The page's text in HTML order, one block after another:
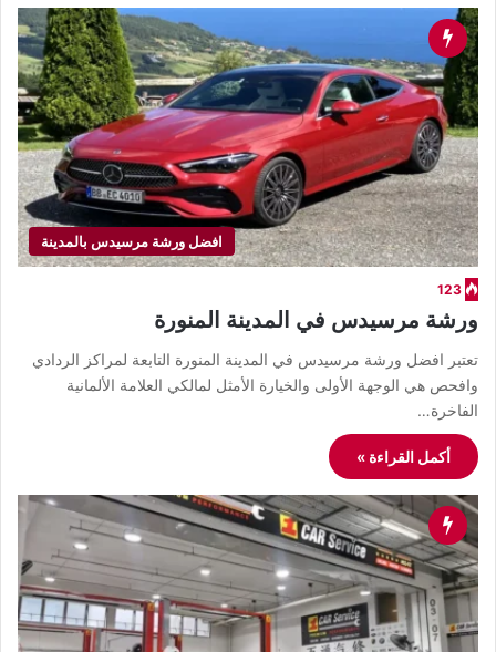
افضل ورشة مرسيدس بالمدينة
123
ورشة مرسيدس في المدينة المنورة
تعتبر افضل ورشة مرسيدس في المدينة المنورة التابعة لمراكز الردادي
وافحص هي الوجهة الأولى والخيارة الأمثل لمالكي العلامة الألمانية
الفاخرة…
أكمل القراءة »